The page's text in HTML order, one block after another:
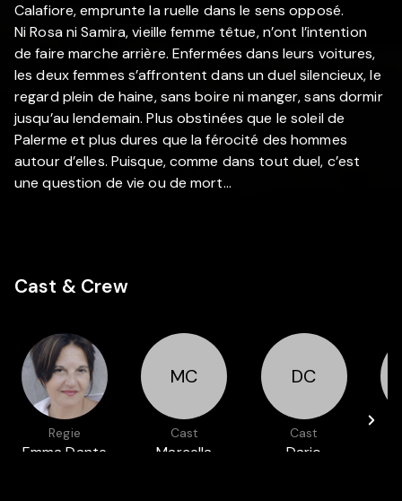
Calafiore, emprunte la ruelle dans le sens opposé.
Ni Rosa ni Samira, vieille femme têtue, n’ont l’intention
de faire marche arrière. Enfermées dans leurs voitures,
les deux femmes s’affrontent dans un duel silencieux, le
regard plein de haine, sans boire ni manger, sans dormir
jusqu’au lendemain. Plus obstinées que le soleil de
Palerme et plus dures que la férocité des hommes
autour d’elles. Puisque, comme dans tout duel, c’est
une question de vie ou de mort…
Cast & Crew
Regie
Emma Dante
MC
Cast
Marcella
DC
Cast
Dario